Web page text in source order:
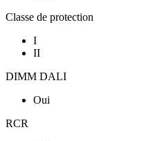
Classe de protection
I
II
DIMM DALI
Oui
RCR